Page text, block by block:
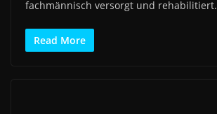
fachmännisch versorgt und rehabilitiert.
Read More